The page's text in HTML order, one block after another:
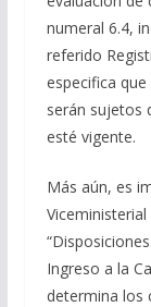
numeral 6.4,
referido
especifica
serán sujetos
esté vigente.
Más aún, es
Ingreso a la
determina los